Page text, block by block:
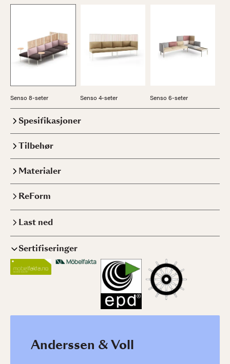
Senso 8-seter Senso 4-seter Senso 6-seter
Spesifikasjoner
Tilbehør
Materialer
ReForm
Last ned
Sertifiseringer
Anderssen & Voll